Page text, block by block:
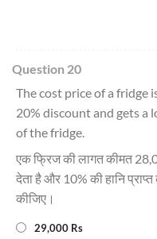
Question 20
The cost price of a fridge
20% discount and gets a
of the fridge.
एक फ्रिज की लागत कीमत
देता है और 10% की हानि
कीजिए।
29,000 Rs